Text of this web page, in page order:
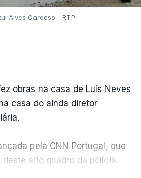
Alves Cardoso - RTP
obras na casa de Luís Neves
casa do ainda diretor
pela CNN Portugal, que
alto quadro da polícia.